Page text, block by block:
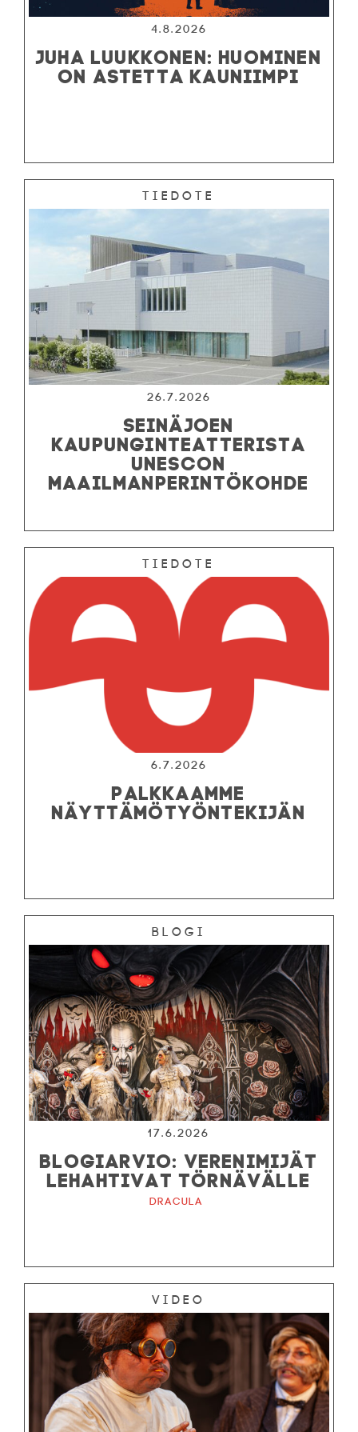
4.8.2026
JUHA LUUKKONEN: HUOMINEN
ON ASTETTA KAUNIIMPI
Tiedote
26.7.2026
SEINÄJOEN
KAUPUNGINTEATTERISTA
UNESCON
MAAILMANPERINTÖKOHDE
Tiedote
6.7.2026
PALKKAAMME
NÄYTTÄMÖTYÖNTEKIJÄN
Blogi
17.6.2026
BLOGIARVIO: VERENIMIJÄT
LEHAHTIVAT TÖRNÄVÄLLE
Dracula
Video